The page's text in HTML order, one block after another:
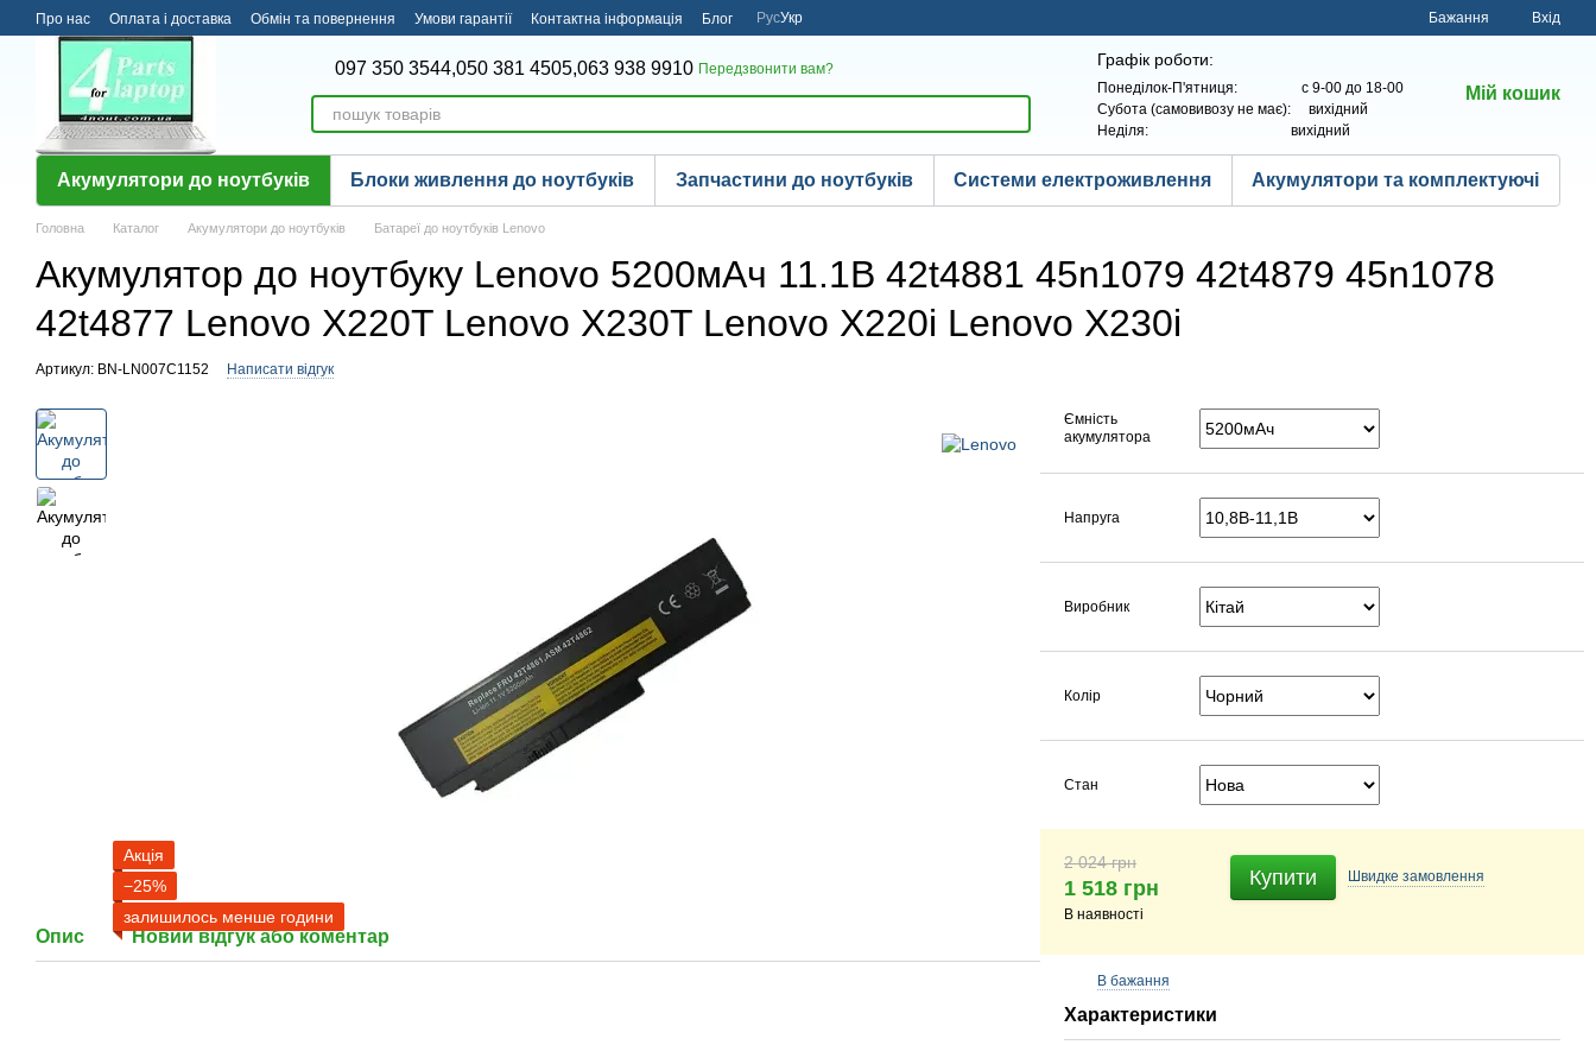
Перейти до основного контенту
Про нас Оплата і доставка Обмін та повернення Умови гарантії Контактна інформація Блог РусУкр Бажання Вхід
097 350 3544,050 381 4505,063 938 9910 Передзвонити вам? Графік роботи:
Понеділок-П'ятниця: с 9-00 до 18-00
Субота (самовивозу не має): вихідний
Неділя: вихідний
Мій кошик
Акумулятори до ноутбуків Блоки живлення до ноутбуків Запчастини до ноутбуків Системи електроживлення Акумулятори та комплектуючі
Головна Каталог Акумулятори до ноутбуків Батареї до ноутбуків Lenovo
Акумулятор до ноутбуку Lenovo 5200мАч 11.1В 42t4881 45n1079 42t4879 45n1078
42t4877 Lenovo X220T Lenovo X230T Lenovo X220i Lenovo X230i
Артикул: BN-LN007C1152 Написати відгук
Акція
−25%
залишилось менше години
Опис Новий відгук або коментар
Ємність
акумулятора
Напруга
Виробник
Колір
Стан
2 024 грн
1 518 грн
В наявності
Купити Швидке замовлення
В бажання
Характеристики